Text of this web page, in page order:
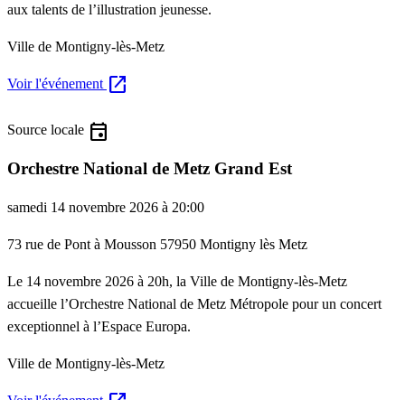
aux talents de l’illustration jeunesse.
Ville de Montigny-lès-Metz
Voir l'événement open_in_new
Source locale event
Orchestre National de Metz Grand Est
samedi 14 novembre 2026 à 20:00
73 rue de Pont à Mousson 57950 Montigny lès Metz
Le 14 novembre 2026 à 20h, la Ville de Montigny-lès-Metz
accueille l’Orchestre National de Metz Métropole pour un concert
exceptionnel à l’Espace Europa.
Ville de Montigny-lès-Metz